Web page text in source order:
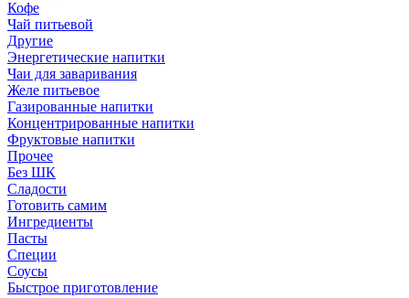
Кофе
Чай питьевой
Другие
Энергетические напитки
Чаи для заваривания
Желе питьевое
Газированные напитки
Концентрированные напитки
Фруктовые напитки
Прочее
Без ШК
Сладости
Готовить самим
Ингредиенты
Пасты
Специи
Соусы
Быстрое приготовление